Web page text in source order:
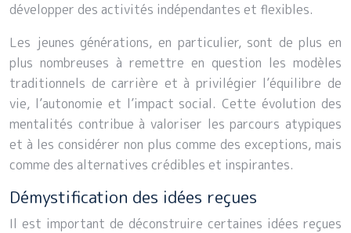
développer des activités indépendantes et flexibles.
Les jeunes générations, en particulier, sont de plus en
plus nombreuses à remettre en question les modèles
traditionnels de carrière et à privilégier l’équilibre de
vie, l’autonomie et l’impact social. Cette évolution des
mentalités contribue à valoriser les parcours atypiques
et à les considérer non plus comme des exceptions, mais
comme des alternatives crédibles et inspirantes.
Démystification des idées reçues
Il est important de déconstruire certaines idées reçues